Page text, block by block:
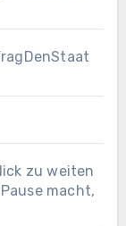
zu weiten
macht,